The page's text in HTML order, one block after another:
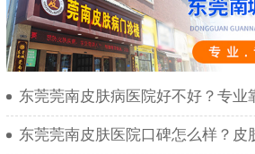
东莞莞南皮肤病医院好不好？专业
东莞莞南皮肤医院口碑怎么样？皮